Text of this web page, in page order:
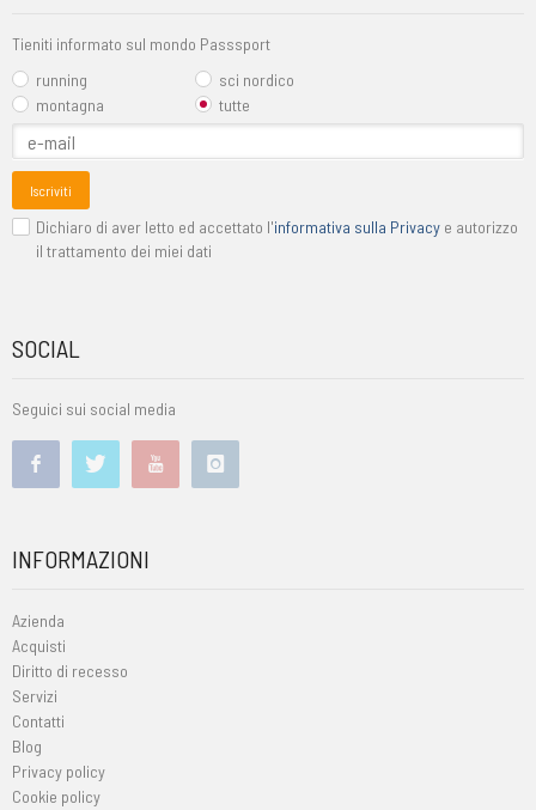
Tieniti informato sul mondo Passsport
running
sci nordico
montagna
tutte
Iscriviti
Dichiaro di aver letto ed accettato l'informativa sulla Privacy e autorizzo
il trattamento dei miei dati
SOCIAL
Seguici sui social media
INFORMAZIONI
Azienda
Acquisti
Diritto di recesso
Servizi
Contatti
Blog
Privacy policy
Cookie policy